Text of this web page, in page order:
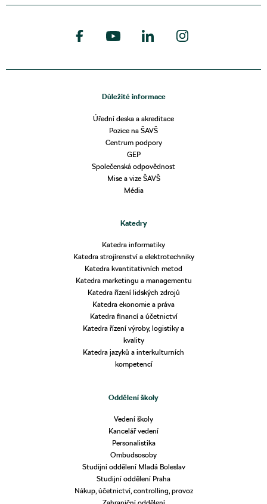
Důležité informace
Úřední deska a akreditace
Pozice na ŠAVŠ
Centrum podpory
GEP
Společenská odpovědnost
Mise a vize ŠAVŠ
Média
Katedry
Katedra informatiky
Katedra strojírenství a elektrotechniky
Katedra kvantitativních metod
Katedra marketingu a managementu
Katedra řízení lidských zdrojů
Katedra ekonomie a práva
Katedra financí a účetnictví
Katedra řízení výroby, logistiky a
kvality
Katedra jazyků a interkulturních
kompetencí
Oddělení školy
Vedení školy
Kancelář vedení
Personalistika
Ombudsosoby
Studijní oddělení Mladá Boleslav
Studijní oddělení Praha
Nákup, účetnictví, controlling, provoz